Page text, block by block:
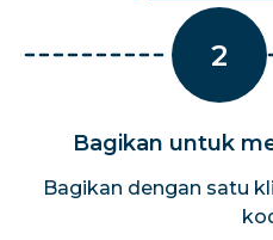
2
Bagikan untuk
Bagikan dengan satu